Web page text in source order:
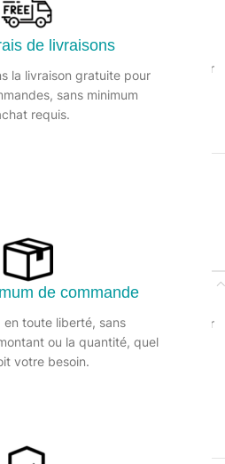
de livraisons
la livraison gratuite pour
sans minimum
requis.
de commande
en toute liberté, sans
ou la quantité, quel
votre besoin.
– Sachet de 10
très fines. Outil indispensable pour
les prix.
très fines. Outil indispensable pour